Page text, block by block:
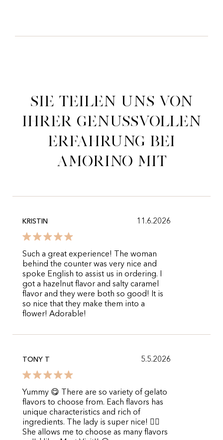
Sie teilen uns von
ihrer genussvollen
Erfahrung bei
Amorino mit
KRISTIN 11.6.2026
Such a great experience! The woman
behind the counter was very nice and
spoke English to assist us in ordering. I
got a hazelnut flavor and salty caramel
flavor and they were both so good! It is
so nice that they make them into a
flower! Adorable!
TONY T 5.5.2026
Yummy 😋 There are so variety of gelato
flavors to choose from. Each flavors has
unique characteristics and rich of
ingredients. The lady is super nice! 👍🏻
She allows me to choose as many flavors